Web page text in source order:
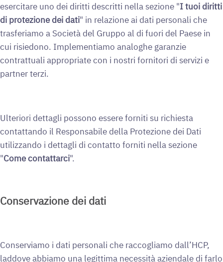
esercitare uno dei diritti descritti nella sezione "I tuoi diritti
di protezione dei dati" in relazione ai dati personali che
trasferiamo a Società del Gruppo al di fuori del Paese in
cui risiedono. Implementiamo analoghe garanzie
contrattuali appropriate con i nostri fornitori di servizi e
partner terzi.
Ulteriori dettagli possono essere forniti su richiesta
contattando il Responsabile della Protezione dei Dati
utilizzando i dettagli di contatto forniti nella sezione
"Come contattarci".
Conservazione dei dati
Conserviamo i dati personali che raccogliamo dall’HCP,
laddove abbiamo una legittima necessità aziendale di farlo